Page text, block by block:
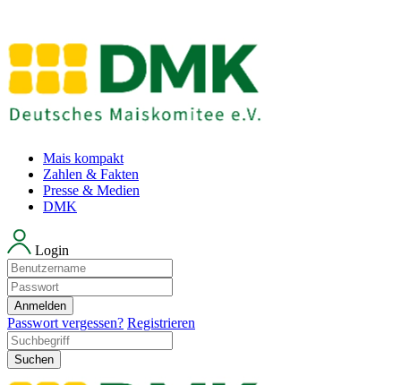
Mais kompakt
Zahlen & Fakten
Presse & Medien
DMK
Login
Anmelden
Passwort vergessen? Registrieren
Suchen